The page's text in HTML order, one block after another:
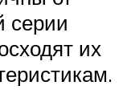
серии
их